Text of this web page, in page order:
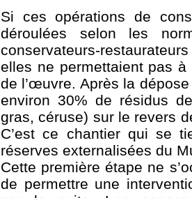
Si ces opérations de
déroulées selon les
conservateurs-
elles ne permettaient pas
de l’œuvre. Après la
environ 30% de résidus
gras, céruse) sur le revers
C’est ce chantier qui se
réserves externalisées du
Cette première étape ne
de permettre une